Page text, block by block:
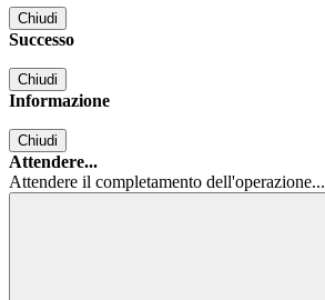
Chiudi
Successo
Chiudi
Informazione
Chiudi
Attendere...
Attendere il completamento dell'operazione...